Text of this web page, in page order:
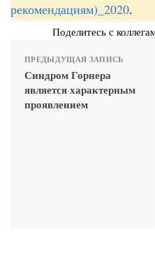
рекомендациям)_2020.
Поделитесь с
ПРЕДЫДУЩАЯ ЗАПИСЬ
Синдром Горнера
является характерным
проявлением